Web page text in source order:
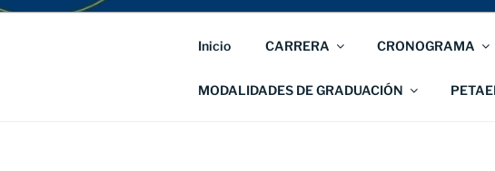
Inicio CARRERA CRONOGRAMA
MODALIDADES DE GRADUACIÓN